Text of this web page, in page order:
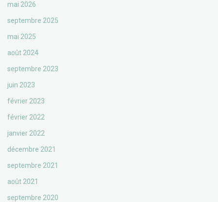
mai 2026
septembre 2025
mai 2025
août 2024
septembre 2023
juin 2023
février 2023
février 2022
janvier 2022
décembre 2021
septembre 2021
août 2021
septembre 2020